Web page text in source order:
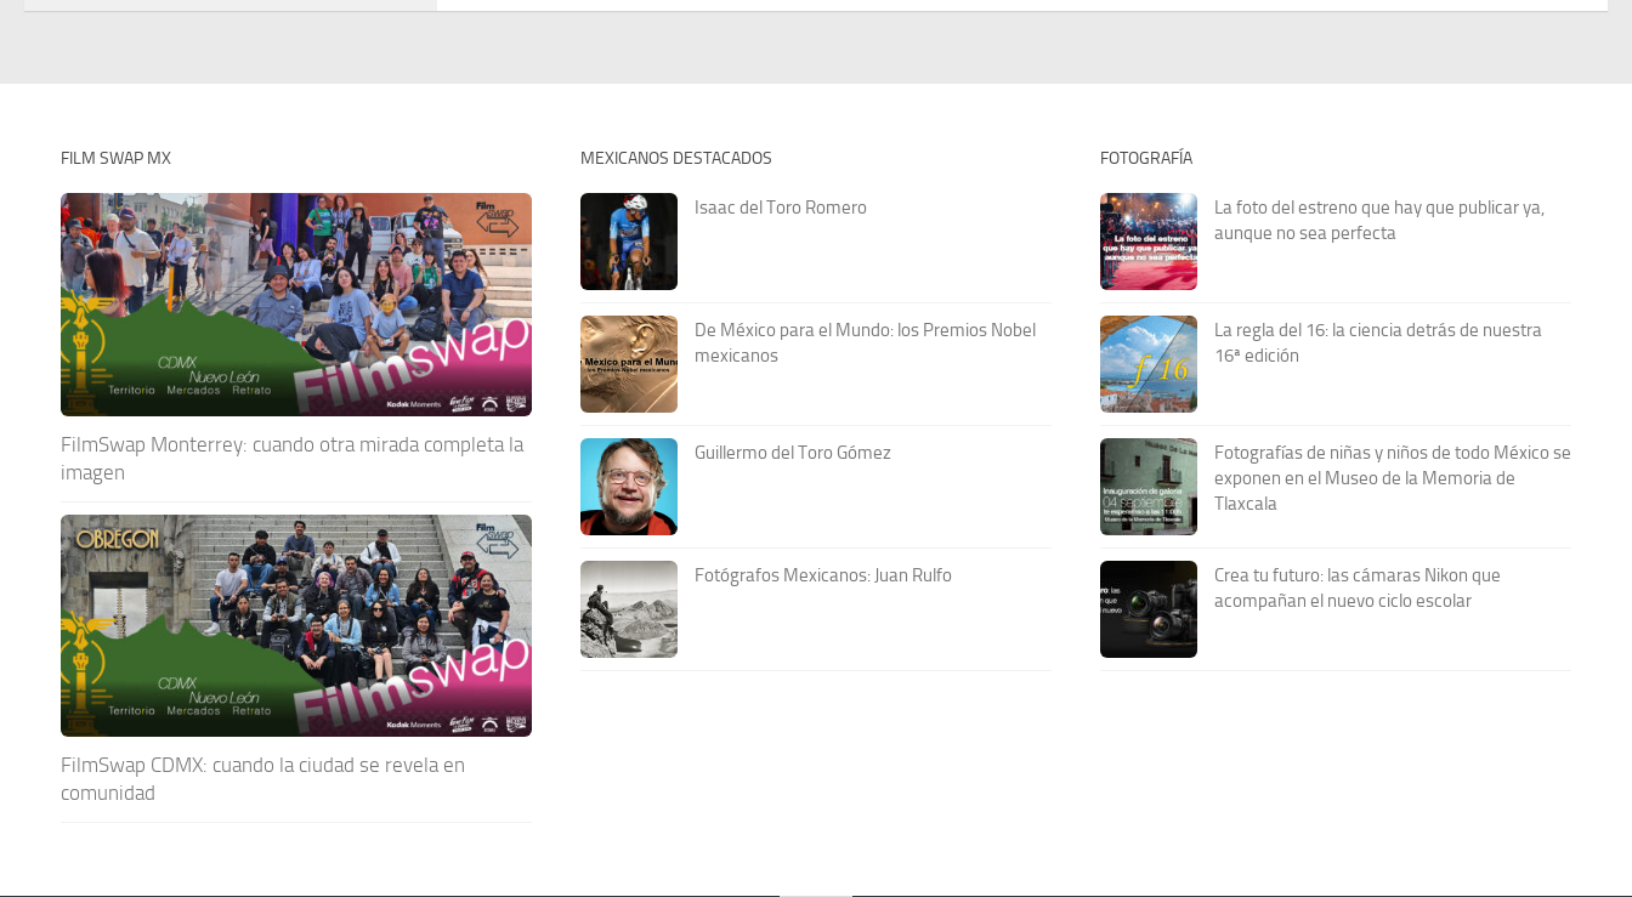
FILM SWAP MX
FilmSwap Monterrey: cuando otra mirada completa la
imagen
FilmSwap CDMX: cuando la ciudad se revela en
comunidad
MEXICANOS DESTACADOS
Isaac del Toro Romero
De México para el Mundo: los Premios Nobel
mexicanos
Guillermo del Toro Gómez
Fotógrafos Mexicanos: Juan Rulfo
FOTOGRAFÍA
La foto del estreno que hay que publicar ya,
aunque no sea perfecta
La regla del 16: la ciencia detrás de nuestra
16ª edición
Fotografías de niñas y niños de todo México se
exponen en el Museo de la Memoria de
Tlaxcala
Crea tu futuro: las cámaras Nikon que
acompañan el nuevo ciclo escolar